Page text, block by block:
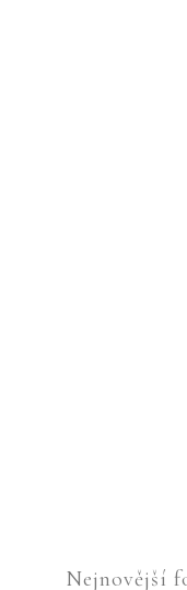
Nejnovější